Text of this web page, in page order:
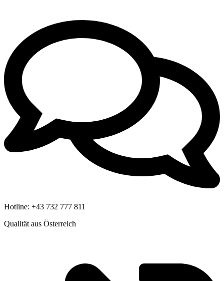
Hotline: +43 732 777 811
Qualität aus Österreich